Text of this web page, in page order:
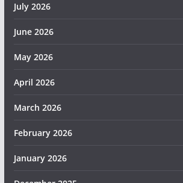
July 2026
June 2026
May 2026
April 2026
March 2026
February 2026
January 2026